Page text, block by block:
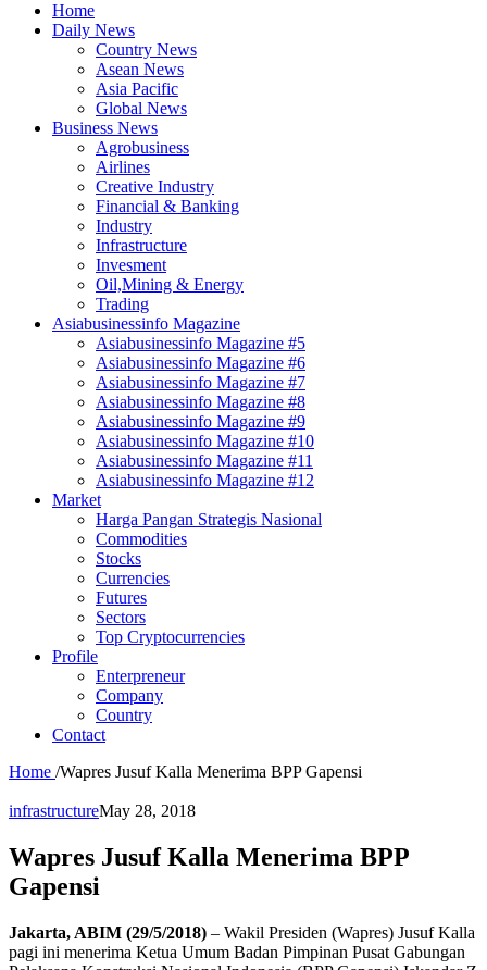
Home
Daily News
Country News
Asean News
Asia Pacific
Global News
Business News
Agrobusiness
Airlines
Creative Industry
Financial & Banking
Industry
Infrastructure
Invesment
Oil,Mining & Energy
Trading
Asiabusinessinfo Magazine
Asiabusinessinfo Magazine #5
Asiabusinessinfo Magazine #6
Asiabusinessinfo Magazine #7
Asiabusinessinfo Magazine #8
Asiabusinessinfo Magazine #9
Asiabusinessinfo Magazine #10
Asiabusinessinfo Magazine #11
Asiabusinessinfo Magazine #12
Market
Harga Pangan Strategis Nasional
Commodities
Stocks
Currencies
Futures
Sectors
Top Cryptocurrencies
Profile
Enterpreneur
Company
Country
Contact
Home /Wapres Jusuf Kalla Menerima BPP Gapensi
infrastructureMay 28, 2018
Wapres Jusuf Kalla Menerima BPP
Gapensi
Jakarta, ABIM (29/5/2018) – Wakil Presiden (Wapres) Jusuf Kalla
pagi ini menerima Ketua Umum Badan Pimpinan Pusat Gabungan